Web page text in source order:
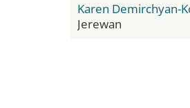
Jerewan